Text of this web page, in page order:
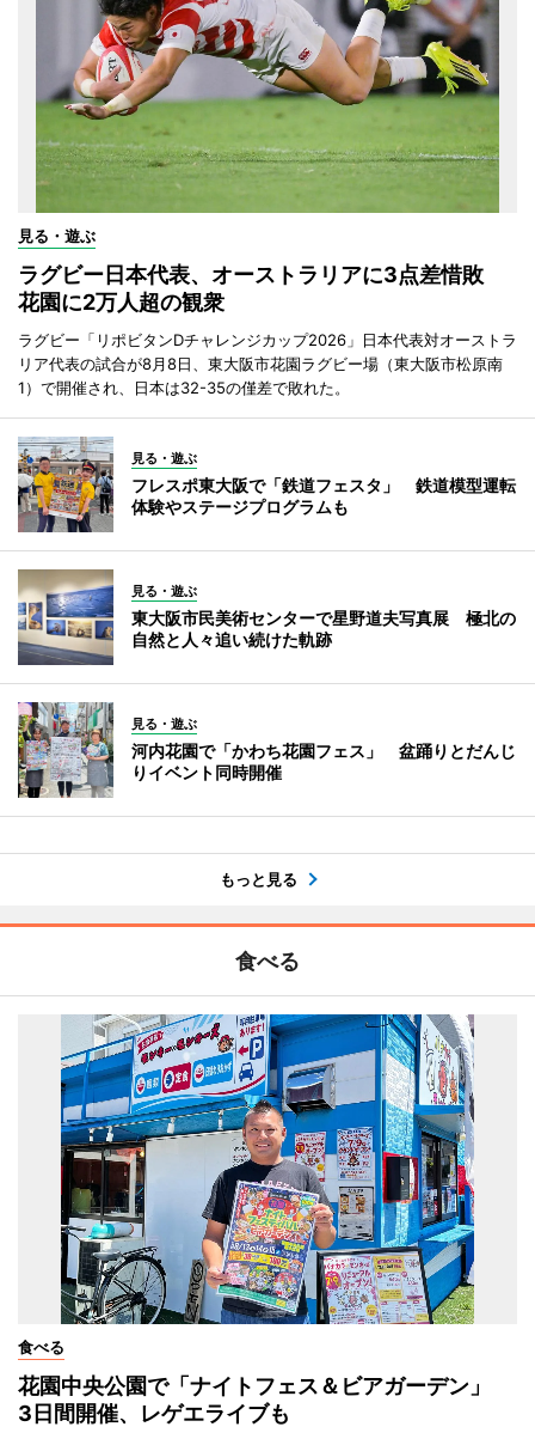
見る・遊ぶ
ラグビー日本代表、オーストラリアに3点差惜敗
花園に2万人超の観衆
ラグビー「リポビタンDチャレンジカップ2026」日本代表対オーストラ
リア代表の試合が8月8日、東大阪市花園ラグビー場（東大阪市松原南
1）で開催され、日本は32-35の僅差で敗れた。
見る・遊ぶ
フレスポ東大阪で「鉄道フェスタ」 鉄道模型運転
体験やステージプログラムも
見る・遊ぶ
東大阪市民美術センターで星野道夫写真展 極北の
自然と人々追い続けた軌跡
見る・遊ぶ
河内花園で「かわち花園フェス」 盆踊りとだんじ
りイベント同時開催
もっと見る
食べる
食べる
花園中央公園で「ナイトフェス＆ビアガーデン」
3日間開催、レゲエライブも